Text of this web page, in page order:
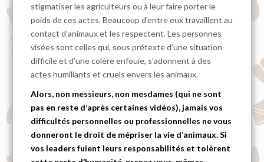
stigmatiser les agriculteurs ou à leur faire porter le
poids de ces actes. Beaucoup d’entre eux travaillent au
contact d’animaux et les respectent. Les personnes
visées sont celles qui, sous prétexte d’une situation
difficile et d’une colère enfouie, s’adonnent à des
actes humiliants et cruels envers les animaux.
Alors, non messieurs, non mesdames (qui ne sont
pas en reste d’après certaines vidéos), jamais vos
difficultés personnelles ou professionnelles ne vous
donneront le droit de mépriser la vie d’animaux. Si
vos leaders fuient leurs responsabilités et tolèrent